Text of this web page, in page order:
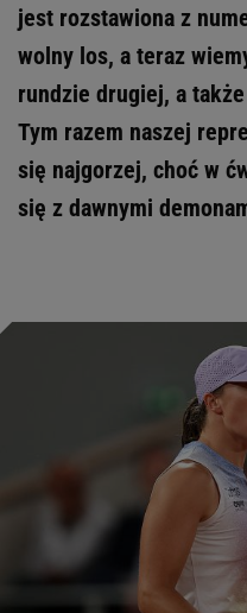
jest rozstawiona z
wolny los, a teraz
rundzie drugiej, a
Tym razem naszej
się najgorzej, choć w
się z dawnymi